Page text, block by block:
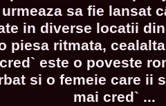
sa fie lansat
in diverse locatii
piesa ritmata,
este o poveste
si o femeie care ii
mai cred` ...